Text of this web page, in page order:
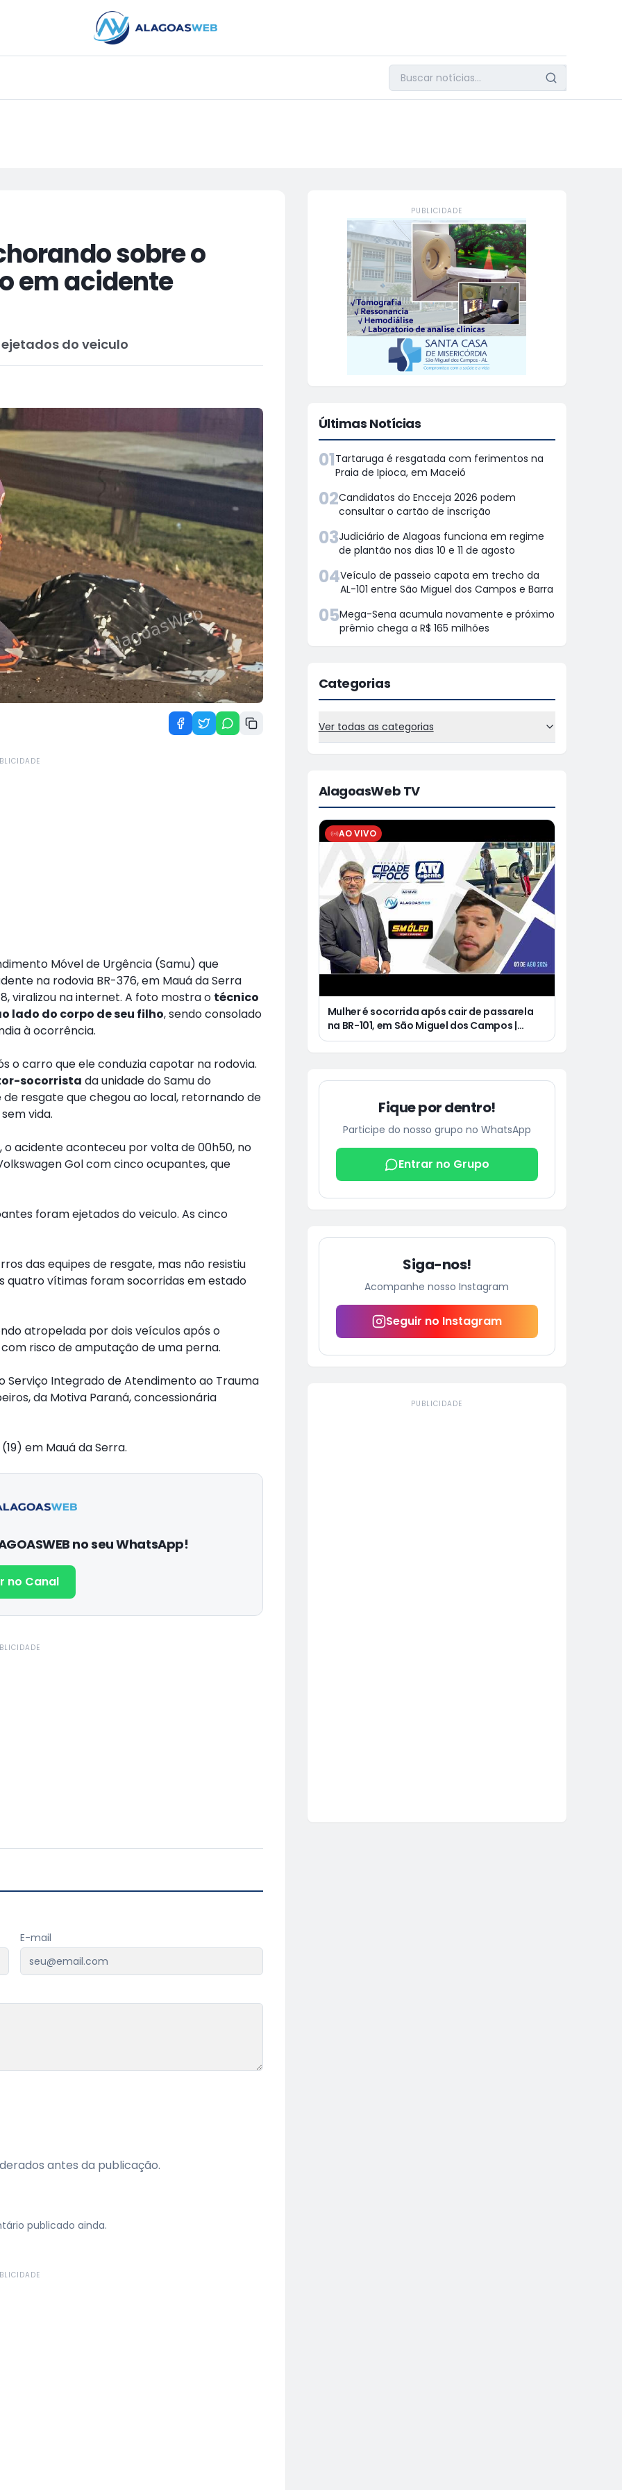
PUBLICIDADE
sobre o
em acidente
do veiculo
Móvel de Urgência (Samu) que
na rodovia BR-376, em Mauá da Serra
viralizou na internet. A foto mostra o técnico
lado do corpo de seu filho, sendo consolado
à ocorrência.
o carro que ele conduzia capotar na rodovia.
socorrista da unidade do Samu do
resgate que chegou ao local, retornando de
vida.
o acidente aconteceu por volta de 00h50, no
Gol com cinco ocupantes, que
foram ejetados do veiculo. As cinco
das equipes de resgate, mas não resistiu
quatro vítimas foram socorridas em estado
atropelada por dois veículos após o
risco de amputação de uma perna.
Serviço Integrado de Atendimento ao Trauma
da Motiva Paraná, concessionária
em Mauá da Serra.
no seu WhatsApp!
no Canal
E-mail
antes da publicação.
publicado ainda.
PUBLICIDADE
Últimas Notícias
01Tartaruga é resgatada com ferimentos na
Praia de Ipioca, em Maceió
02Candidatos do Encceja 2026 podem
consultar o cartão de inscrição
03Judiciário de Alagoas funciona em regime
de plantão nos dias 10 e 11 de agosto
04Veículo de passeio capota em trecho da
AL-101 entre São Miguel dos Campos e Barra
05Mega-Sena acumula novamente e próximo
prêmio chega a R$ 165 milhões
Categorias
Ver todas as categorias
AlagoasWeb TV
AO VIVO
Mulher é socorrida após cair de passarela
na BR-101, em São Miguel dos Campos |
Jovem de 25 anos morre após acidente de
Fique por dentro!
Participe do nosso grupo no WhatsApp
Entrar no Grupo
Siga-nos!
Acompanhe nosso Instagram
Seguir no Instagram
PUBLICIDADE